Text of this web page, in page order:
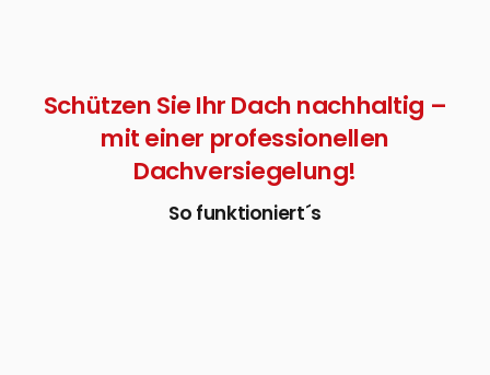
Schützen Sie Ihr Dach nachhaltig –
mit einer professionellen
Dachversiegelung!
So funktioniert´s